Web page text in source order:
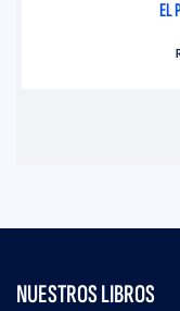
EL
NUESTROS LIBROS